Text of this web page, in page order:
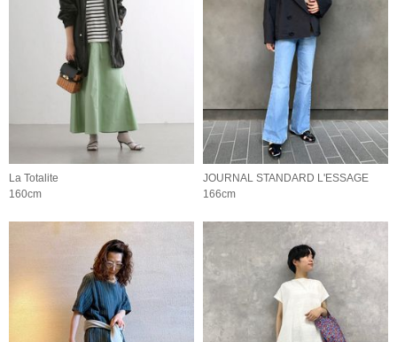
La Totalite
160cm
JOURNAL STANDARD L'ESSAGE
166cm